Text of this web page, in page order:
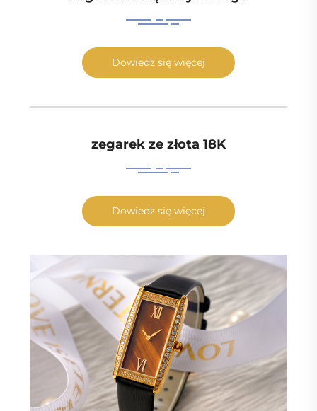
Dowiedz się więcej
zegarek ze złota 18K
Dowiedz się więcej